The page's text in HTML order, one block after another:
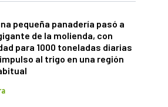
pequeña panadería pasó a
de la molienda, con
para 1000 toneladas diarias
al trigo en una región